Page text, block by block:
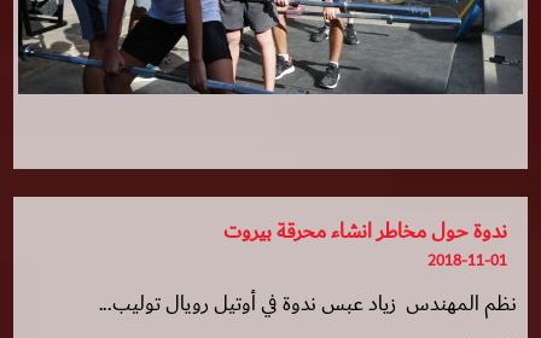
ندوة حول مخاطر انشاء محرقة بيروت
2018-11-01
نظم المهندس زياد عبس ندوة في أوتيل رويال توليب...